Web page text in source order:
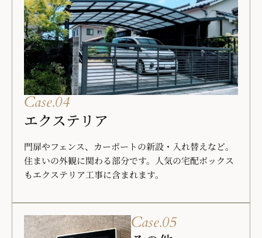
Case.04
エクステリア
門扉やフェンス、カーポートの新設・入れ替えなど。
住まいの外観に関わる部分です。人気の宅配ボックス
もエクステリア工事に含まれます。
Case.05